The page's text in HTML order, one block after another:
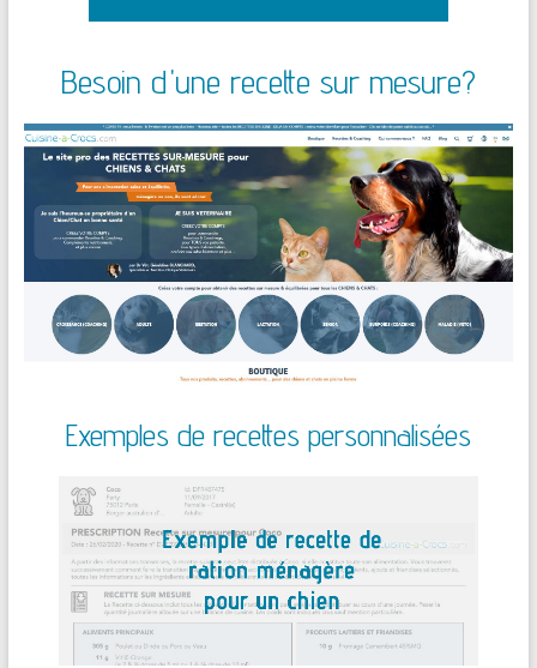
Besoin d'une recette sur mesure?
Exemples de recettes personnalisées